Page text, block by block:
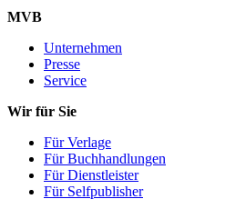
MVB
Unternehmen
Presse
Service
Wir für Sie
Für Verlage
Für Buchhandlungen
Für Dienstleister
Für Selfpublisher